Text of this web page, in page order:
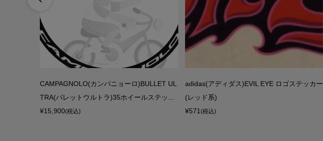
CAMPAGNOLO(カンパニョーロ)BULLET UL
TRA(バレットウルトラ)35ホイールステッ...
¥15,900(税込)
adidas(アディダス)EVIL EYE ロゴステッカー
(レッド系)
¥571(税込)